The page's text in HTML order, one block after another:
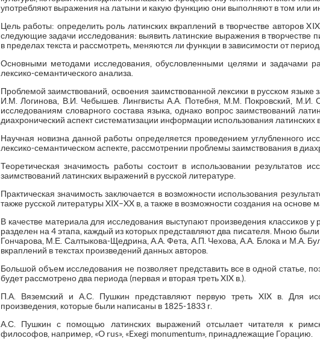
употребляют выражения на латыни и какую функцию они выполняют в том или
Цель работы: определить роль латинских вкраплений в творчестве авторов
следующие задачи исследования: выявить латинские выражения в творчестве
в пределах текста и рассмотреть, меняются ли функции в зависимости от
Основными методами исследования, обусловленными целями и задачами
лексико-семантического анализа.
Проблемой заимствований, освоения заимствованной лексики в русском языке
И.М. Логинова, В.И. Чебышев. Лингвисты А.А. Потебня, М.М. Покровский, М.И.
исследованиям словарного состава языка, однако вопрос заимствований
диахронический аспект систематизации информации использования латинских
Научная новизна данной работы определяется проведением углубленного
лексико-семантическом аспекте, рассмотрении проблемы заимствования в
Теоретическая значимость работы состоит в использовании результатов
заимствований латинских выражений в русской литературе.
Практическая значимость заключается в возможности использования
также русской литературы XIX–XX в, а также в возможности создания на основе
В качестве материала для исследования выступают произведения классиков
разделен на 4 этапа, каждый из которых представляют два писателя. Мною
Гончарова, М.Е. Салтыкова-Щедрина, А.А. Фета, А.П. Чехова, А.А. Блока и М.А.
вкраплений в текстах произведений данных авторов.
Большой объем исследования не позволяет представить все в одной статье,
будет рассмотрено два периода (первая и вторая треть XIX в.).
П.А. Вяземский и А.С. Пушкин представляют первую треть XIX в. Для
произведения, которые были написаны в 1825-1833 г.
А.С. Пушкин с помощью латинских выражений отсылает читателя к
философов, например, «O rus», «Exegi monumentum», принадлежащие Горацию.